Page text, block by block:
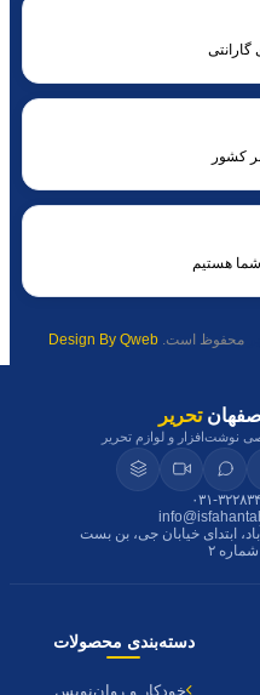
هستیم
محفوظ است.Design By Qweb
اصفهانتحریر
نوشت‌افزار و لوازم تحریر
۳۲۲۸۳۴۴۶
ابتدای خیابان جی، بن بست
شماره ۲
دسته‌بندی محصولات
خودکار و روان‌نویس